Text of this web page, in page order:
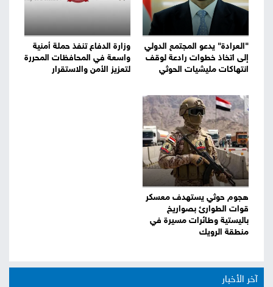
"العرادة" يدعو المجتمع الدولي
إلى اتخاذ خطوات رادعة لوقف
انتهاكات مليشيات الحوثي
وزارة الدفاع تنفذ حملة أمنية
واسعة في المحافظات المحررة
لتعزيز الأمن والاستقرار
هجوم حوثي يستهدف معسكر
قوات الطوارئ بصواريخ
باليستية وطائرات مسيرة في
منطقة الرويك
آخر الأخبار